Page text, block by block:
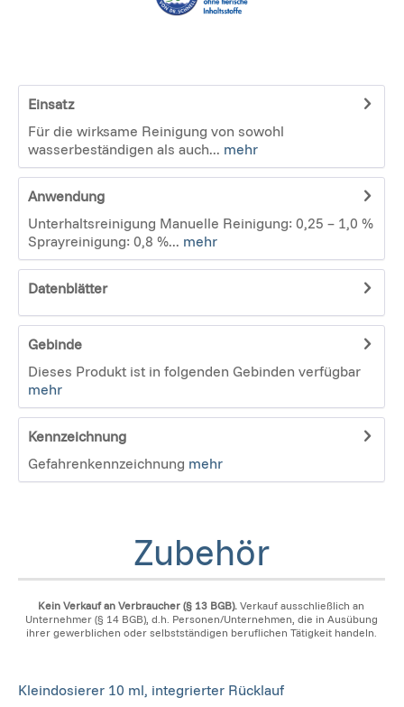
Einsatz
Für die wirksame Reinigung von sowohl
wasserbeständigen als auch... mehr
Anwendung
Unterhaltsreinigung Manuelle Reinigung: 0,25 – 1,0 %
Sprayreinigung: 0,8 %... mehr
Datenblätter
Gebinde
Dieses Produkt ist in folgenden Gebinden verfügbar
mehr
Kennzeichnung
Gefahrenkennzeichnung mehr
Zubehör
Kein Verkauf an Verbraucher (§ 13 BGB). Verkauf ausschließlich an
Unternehmer (§ 14 BGB), d.h. Personen/Unternehmen, die in Ausübung
ihrer gewerblichen oder selbstständigen beruflichen Tätigkeit handeln.
Kleindosierer 10 ml, integrierter Rücklauf